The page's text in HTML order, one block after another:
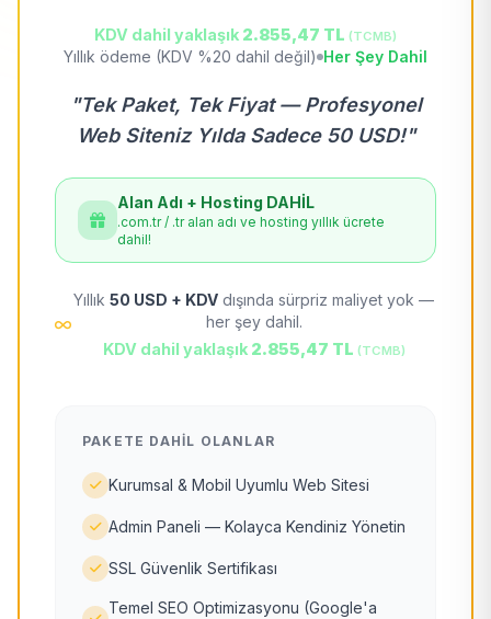
KDV dahil yaklaşık 2.855,47 TL (TCMB)
Yıllık ödeme (KDV %20 dahil değil) Her Şey Dahil
"Tek Paket, Tek Fiyat — Profesyonel
Web Siteniz Yılda Sadece 50 USD!"
Alan Adı + Hosting DAHİL
.com.tr / .tr alan adı ve hosting yıllık ücrete
dahil!
Yıllık 50 USD + KDV dışında sürpriz maliyet yok —
her şey dahil.
KDV dahil yaklaşık 2.855,47 TL (TCMB)
PAKETE DAHIL OLANLAR
Kurumsal & Mobil Uyumlu Web Sitesi
Admin Paneli — Kolayca Kendiniz Yönetin
SSL Güvenlik Sertifikası
Temel SEO Optimizasyonu (Google'a